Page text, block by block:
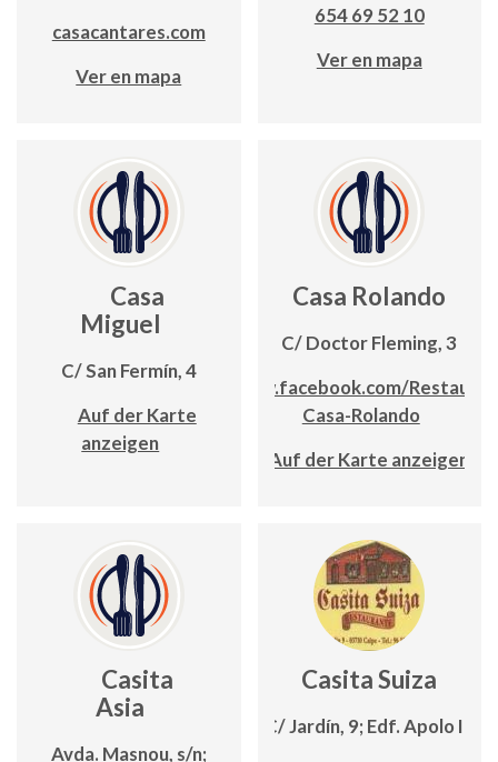
casacantares.com
Ver en mapa
654 69 52 10
Ver en mapa
Casa
Miguel
C/ San Fermín, 4
Auf der Karte
anzeigen
Casa Rolando
C/ Doctor Fleming, 3
www.facebook.com/
Casa-Rolando
Auf der Karte anzeigen
Casita
Asia
Avda. Masnou, s/n;
Casita Suiza
C/ Jardín, 9; Edf. Apolo III